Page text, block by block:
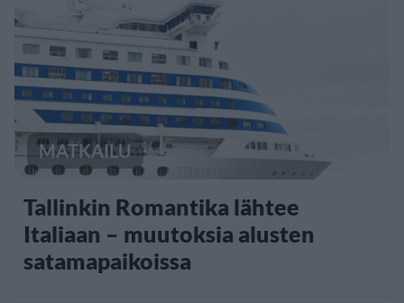
MATKAILU
Tallinkin Romantika lähtee
Italiaan – muutoksia alusten
satamapaikoissa